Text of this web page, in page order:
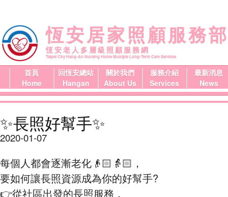
恆安居家照顧服務
恆安老人多層級照顧服務網
Taipei City Hang-An Nursing Home Multiple Long-Term Care Services
首頁
Home
回恆安總站
Hangan
關於我們
About Us
服務介紹
Services
最新消息
News
✨長照好幫手✨
2020-01-07
每個人都會逐漸老化👴🏻👵🏻，
要如何讓長照資源成為你的好幫手?
👉️從社區出發的長照服務，